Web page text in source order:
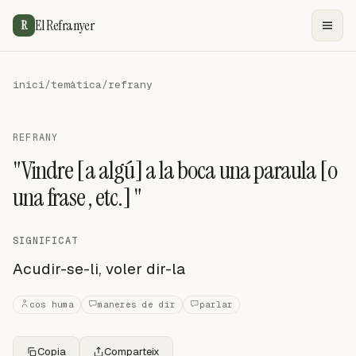
R El Refranyer
inici/temàtica/refrany
REFRANY
"Vindre [a algú] a la boca una paraula [o
una frase , etc.] "
SIGNIFICAT
Acudir-se-li, voler dir-la
cos huma maneres de dir parlar
Copia Comparteix